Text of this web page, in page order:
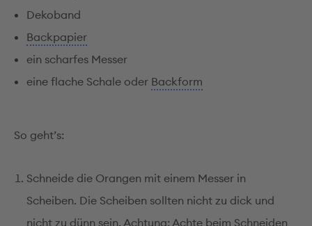
Dekoband
Backpapier
ein scharfes Messer
eine flache Schale oder Backform
So geht’s:
Schneide die Orangen mit einem Messer in
Scheiben. Die Scheiben sollten nicht zu dick und
nicht zu dünn sein. Achtung: Achte beim Schneiden